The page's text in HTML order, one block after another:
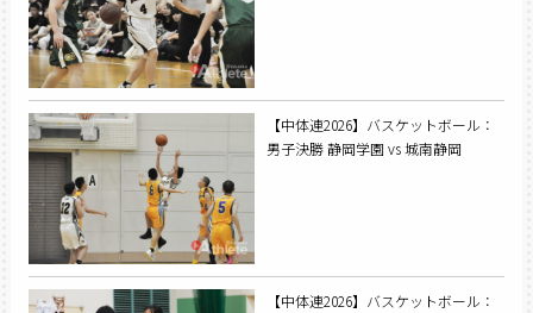
【中体連2026】バスケットボール：
男子決勝 静岡学園 vs 城南静岡
【中体連2026】バスケットボール：